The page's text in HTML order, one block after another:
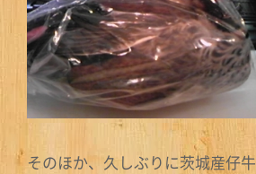
そのほか、久しぶりに茨城産仔牛